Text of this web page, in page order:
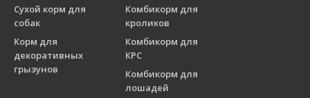
Сухой корм для
собак
Корм для
декоративных
грызунов
Комбикорм для
кроликов
Комбикорм для
КРС
Комбикорм для
лошадей